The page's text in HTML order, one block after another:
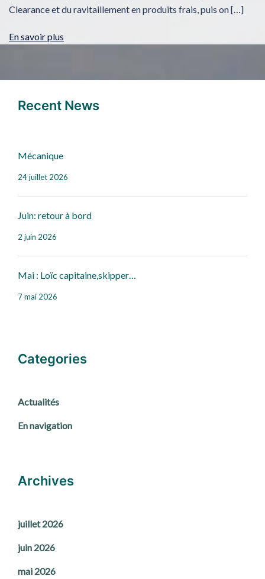
Clearance et du ravitaillement en produits frais, puis on […]
En savoir plus
Recent News
Mécanique
24 juillet 2026
Juin: retour à bord
2 juin 2026
Mai : Loïc capitaine,skipper…
7 mai 2026
Categories
Actualités
En navigation
Archives
juillet 2026
juin 2026
mai 2026